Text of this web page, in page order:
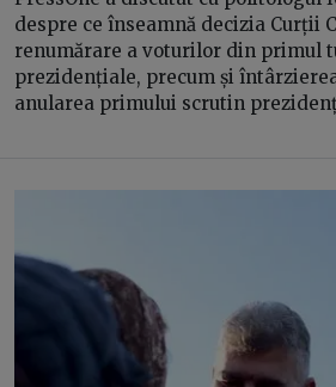
despre ce înseamnă decizia Curții
renumărare a voturilor din primul
prezidențiale, precum și
anularea primului scrutin